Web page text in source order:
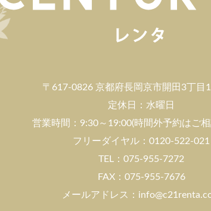
〒617-0826 京都府長岡京市開田3丁目
定休日：水曜日
営業時間：9:30～19:00(時間外予約はご
フリーダイヤル：0120-522-021
TEL：075-955-7272
FAX：075-955-7676
メールアドレス：